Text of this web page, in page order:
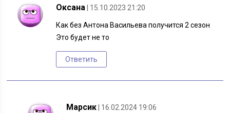
Оксана | 15.10.2023 21:20
Как без Антона Васильева получится 2 сезон
Это будет не то
Ответить
Марсик | 16.02.2024 19:06